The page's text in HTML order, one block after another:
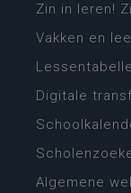
Zin in leren!
Vakken en
Digitale
Algemene